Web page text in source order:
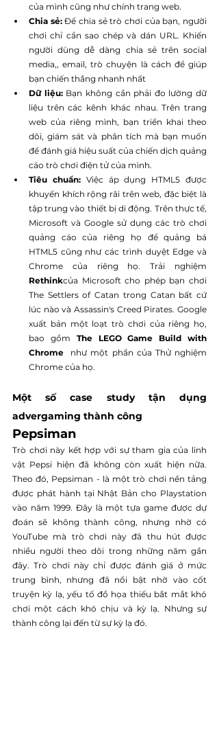
của mình cũng như chính trang web.
Chia sẻ: Để chia sẻ trò chơi của bạn, người
chơi chỉ cần sao chép và dán URL. Khiến
người dùng dễ dàng chia sẻ trên social
media,, email, trò chuyện là cách để giúp
bạn chiến thắng nhanh nhất
Dữ liệu: Bạn không cần phải đo lường dữ
liệu trên các kênh khác nhau. Trên trang
web của riêng mình, bạn triển khai theo
dõi, giám sát và phân tích mà bạn muốn
để đánh giá hiệu suất của chiến dịch quảng
cáo trò chơi điện tử của mình.
Tiêu chuẩn: Việc áp dụng HTML5 được
khuyến khích rộng rãi trên web, đặc biệt là
tập trung vào thiết bị di động. Trên thực tế,
Microsoft và Google sử dụng các trò chơi
quảng cáo của riêng họ để quảng bá
HTML5 cũng như các trình duyệt Edge và
Rethinkcủa Microsoft cho phép bạn chơi
The Settlers of Catan trong Catan bất cứ
lúc nào và Assassin's Creed Pirates. Google
xuất bản một loạt trò chơi của riêng họ,
bao gồm The LEGO Game Build with
Chrome
như một phần của Thử nghiệm
Chrome của họ.
Một số case study tận dụng
advergaming thành công
Pepsiman
Trò chơi này kết hợp với sự tham gia của linh
vật Pepsi hiện đã không còn xuất hiện nữa.
Theo đó, Pepsiman - là một trò chơi nền tảng
được phát hành tại Nhật Bản cho Playstation
vào năm 1999. Đây là một tựa game được dự
đoán sẽ không thành công, nhưng nhờ có
YouTube mà trò chơi này đã thu hút được
nhiều người theo dõi trong những năm gần
đây. Trò chơi này chỉ được đánh giá ở mức
trung bình, nhưng đã nổi bật nhờ vào cốt
truyện kỳ lạ, yếu tố đồ họa thiếu bắt mắt khó
chơi một cách khó chịu và kỳ lạ. Nhưng sự
thành công lại đến từ sự kỳ lạ đó.